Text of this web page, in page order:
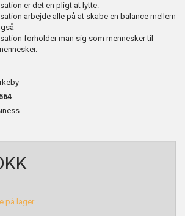
er det en pligt at lytte.
arbejde alle på at skabe en balance mellem
forholder man sig som mennesker til
på lager